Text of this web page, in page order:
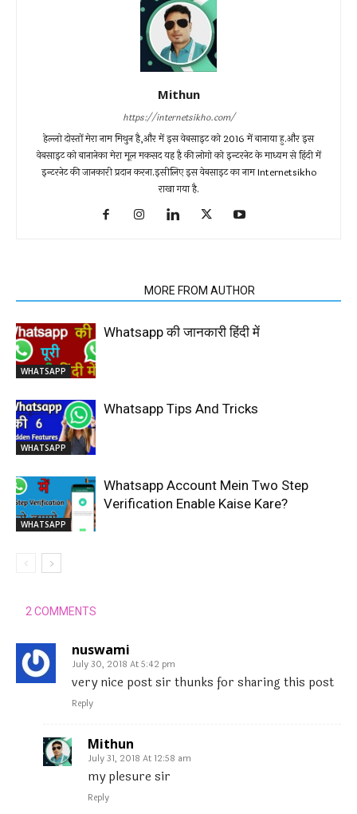
Mithun
https://internetsikho.com/
हेल्लो दोस्तों मेरा नाम मिथुन है,और में इस वेबसाइट को 2016 में बानाया हु.और इस
वेबसाइट को बानानेका मेरा मूल मकसद यह है की लोगो को इन्टरनेट के माध्यम से हिंदी में
इन्टरनेट की जानकारी प्रदान करना.इसीलिए इस वेबसाइट का नाम Internetsikho
राखा गया है.
MORE FROM AUTHOR
WHATSAPP
Whatsapp की जानकारी हिंदी में
WHATSAPP
Whatsapp Tips And Tricks
WHATSAPP
Whatsapp Account Mein Two Step
Verification Enable Kaise Kare?
2 COMMENTS
nuswami
July 30, 2018 At 5:42 pm
very nice post sir thunks for sharing this post
Reply
Mithun
July 31, 2018 At 12:58 am
my plesure sir
Reply